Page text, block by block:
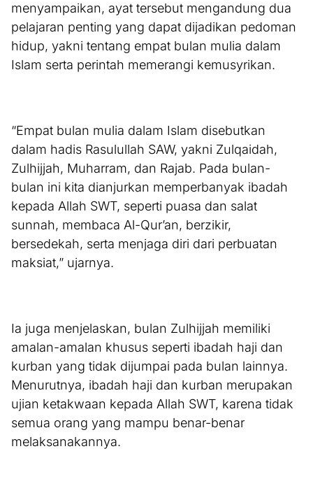
menyampaikan, ayat tersebut mengandung dua
pelajaran penting yang dapat dijadikan pedoman
hidup, yakni tentang empat bulan mulia dalam
Islam serta perintah memerangi kemusyrikan.
“Empat bulan mulia dalam Islam disebutkan
dalam hadis Rasulullah SAW, yakni Zulqaidah,
Zulhijjah, Muharram, dan Rajab. Pada bulan-
bulan ini kita dianjurkan memperbanyak ibadah
kepada Allah SWT, seperti puasa dan salat
sunnah, membaca Al-Qur’an, berzikir,
bersedekah, serta menjaga diri dari perbuatan
maksiat,” ujarnya.
Ia juga menjelaskan, bulan Zulhijjah memiliki
amalan-amalan khusus seperti ibadah haji dan
kurban yang tidak dijumpai pada bulan lainnya.
Menurutnya, ibadah haji dan kurban merupakan
ujian ketakwaan kepada Allah SWT, karena tidak
semua orang yang mampu benar-benar
melaksanakannya.